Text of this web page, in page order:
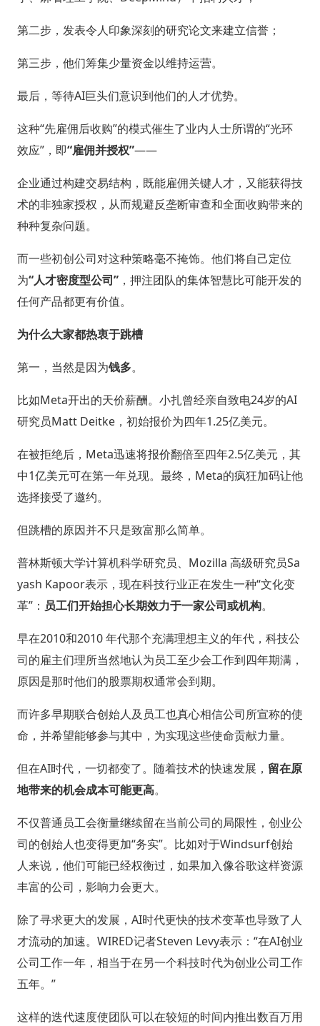
第二步，发表令人印象深刻的研究论文来建立信誉；
第三步，他们筹集少量资金以维持运营。
最后，等待AI巨头们意识到他们的人才优势。
这种“先雇佣后收购”的模式催生了业内人士所谓的“光环
效应”，即“雇佣并授权”——
企业通过构建交易结构，既能雇佣关键人才，又能获得技
术的非独家授权，从而规避反垄断审查和全面收购带来的
种种复杂问题。
而一些初创公司对这种策略毫不掩饰。他们将自己定位
为“人才密度型公司”，押注团队的集体智慧比可能开发的
任何产品都更有价值。
为什么大家都热衷于跳槽
第一，当然是因为钱多。
比如Meta开出的天价薪酬。小扎曾经亲自致电24岁的AI
研究员Matt Deitke，初始报价为四年1.25亿美元。
在被拒绝后，Meta迅速将报价翻倍至四年2.5亿美元，其
中1亿美元可在第一年兑现。最终，Meta的疯狂加码让他
选择接受了邀约。
但跳槽的原因并不只是致富那么简单。
普林斯顿大学计算机科学研究员、Mozilla 高级研究员Sa
yash Kapoor表示，现在科技行业正在发生一种“文化变
革”： 员工们开始担心长期效力于一家公司或机构。
早在2010和2010 年代那个充满理想主义的年代，科技公
司的雇主们理所当然地认为员工至少会工作到四年期满，
原因是那时他们的股票期权通常会到期。
而许多早期联合创始人及员工也真心相信公司所宣称的使
命，并希望能够参与其中，为实现这些使命贡献力量。
但在AI时代，一切都变了。随着技术的快速发展， 留在原
地带来的机会成本可能更高。
不仅普通员工会衡量继续留在当前公司的局限性，创业公
司的创始人也变得更加“务实”。比如对于Windsurf创始
人来说，他们可能已经权衡过，如果加入像谷歌这样资源
丰富的公司，影响力会更大。
除了寻求更大的发展，AI时代更快的技术变革也导致了人
才流动的加速。WIRED记者Steven Levy表示：“在AI创业
公司工作一年，相当于在另一个科技时代为创业公司工作
五年。”
这样的迭代速度使团队可以在较短的时间内推出数百万用